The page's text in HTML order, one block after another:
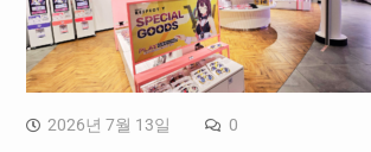
2026년 7월 13일 0